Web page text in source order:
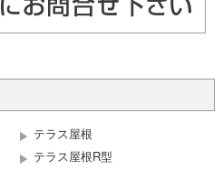
テラス屋根
テラス屋根R型